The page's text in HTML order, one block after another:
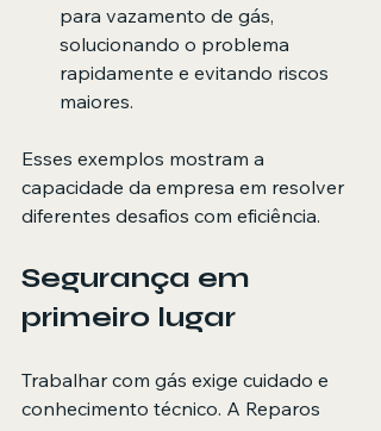
para vazamento de gás,
solucionando o problema
rapidamente e evitando riscos
maiores.
Esses exemplos mostram a
capacidade da empresa em resolver
diferentes desafios com eficiência.
Segurança em
primeiro lugar
Trabalhar com gás exige cuidado e
conhecimento técnico. A Reparos